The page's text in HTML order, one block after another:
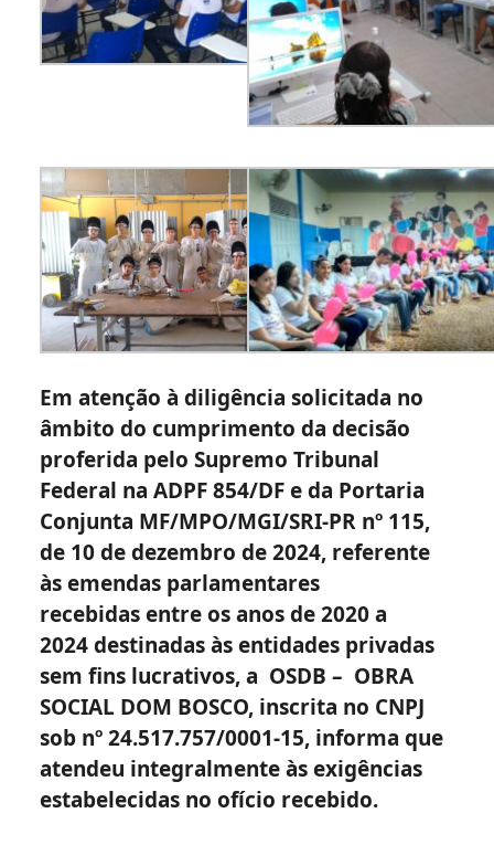
Em atenção à diligência solicitada no
âmbito do cumprimento da decisão
proferida pelo Supremo Tribunal
Federal na ADPF 854/DF e da Portaria
Conjunta MF/MPO/MGI/SRI-PR nº 115,
de 10 de dezembro de 2024, referente
às emendas parlamentares
recebidas entre os anos de 2020 a
2024 destinadas às entidades privadas
sem fins lucrativos, a OSDB – OBRA
SOCIAL DOM BOSCO, inscrita no CNPJ
sob nº 24.517.757/0001-15, informa que
atendeu integralmente às exigências
estabelecidas no ofício recebido.